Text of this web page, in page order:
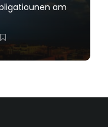
am